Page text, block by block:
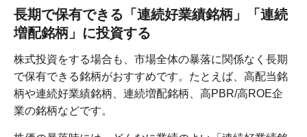
長期で保有できる「連続好業績銘柄」「連続
増配銘柄」に投資する
株式投資をする場合も、市場全体の暴落に関係なく長期
で保有できる銘柄がおすすめです。たとえば、高配当銘
柄や連続好業績銘柄、連続増配銘柄、高PBR/高ROE企
業の銘柄などです。